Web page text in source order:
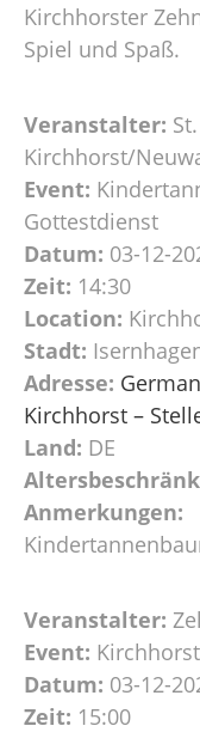
Kirchhorster
Spiel und Spaß.
Veranstalter:
Kirchhorst/
Event:
Gottestdienst
Datum: 03-12-
Zeit: 14:30
Location:
Stadt:
Adresse:
Kirchhorst –
Land: DE
Anmerkungen:
Veranstalter:
Event:
Datum: 03-12-
Zeit: 15:00